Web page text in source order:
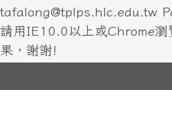
tafalong@tplps.hlc.edu.tw
請用IE10.0以上或Chrome瀏
果，謝謝!